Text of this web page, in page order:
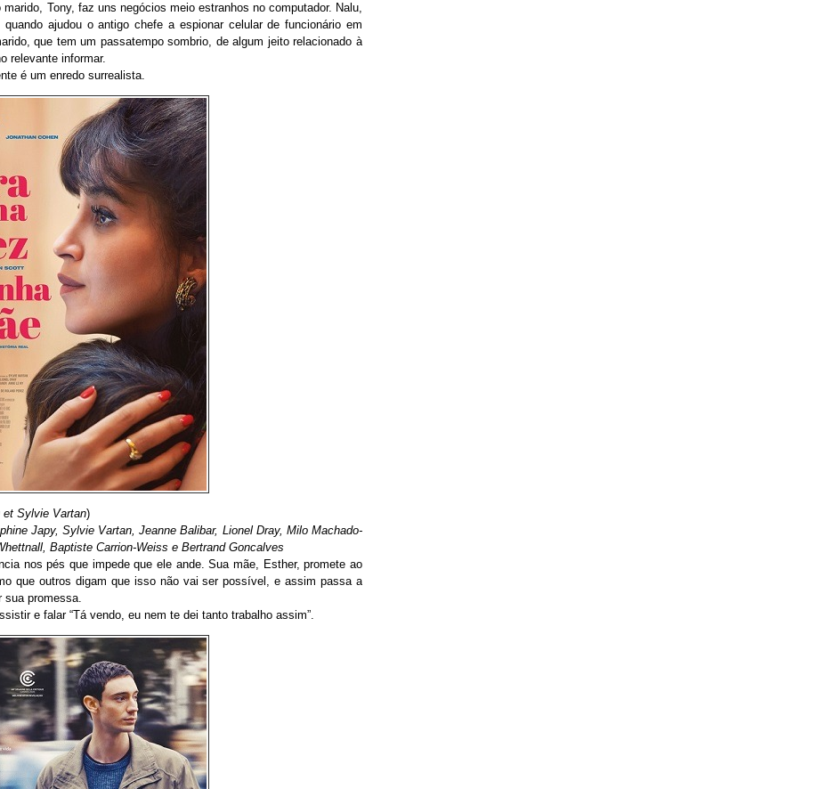
Tony, faz uns negócios meio estranhos no computador. Nalu,
ajudou o antigo chefe a espionar celular de funcionário em
que tem um passatempo sombrio, de algum jeito relacionado à
relevante informar.
é um enredo surrealista.
et Sylvie Vartan)
Japy, Sylvie Vartan, Jeanne Balibar, Lionel Dray, Milo Machado-
Baptiste Carrion-Weiss e Bertrand Goncalves
nos pés que impede que ele ande. Sua mãe, Esther, promete ao
que outros digam que isso não vai ser possível, e assim passa a
sua promessa.
e falar “Tá vendo, eu nem te dei tanto trabalho assim”.